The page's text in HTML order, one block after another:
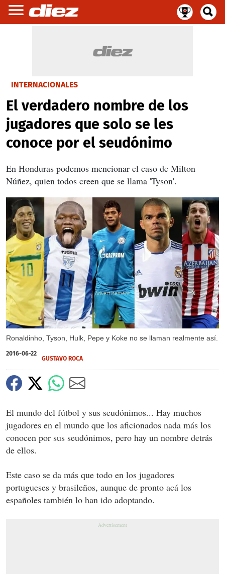
INTERNACIONALES
El verdadero nombre de los
jugadores que solo se les
conoce por el seudónimo
En Honduras podemos mencionar el caso de Milton
Núñez, quien todos creen que se llama 'Tyson'.
Ronaldinho, Tyson, Hulk, Pepe y Koke no se llaman realmente así.
X
2016-06-22
GUSTAVO ROCA
El mundo del fútbol y sus seudónimos... Hay muchos
jugadores en el mundo que los aficionados nada más los
conocen por sus seudónimos, pero hay un nombre detrás
de ellos.
Este caso se da más que todo en los jugadores
portugueses y brasileños, aunque de pronto acá los
españoles también lo han ido adoptando.